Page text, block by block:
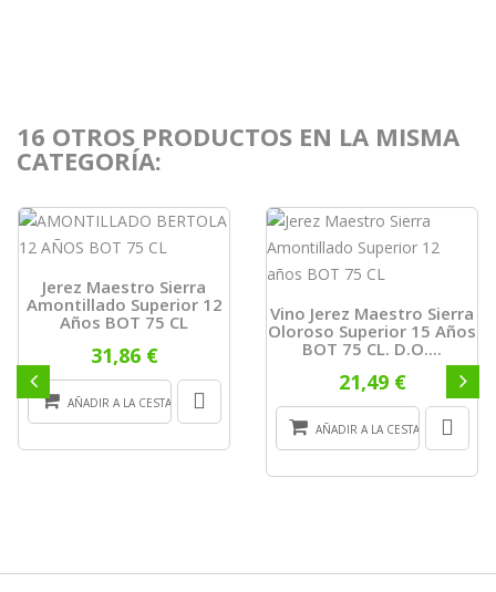
16 OTROS PRODUCTOS EN LA MISMA
CATEGORÍA:
Jerez Maestro Sierra
Amontillado Superior 12
Años BOT 75 CL
31,86 €
AÑADIR A LA CESTA
Vino Jerez Maestro Sierra
Oloroso Superior 15 Años
BOT 75 CL. D.o....
21,49 €
AÑADIR A LA CESTA